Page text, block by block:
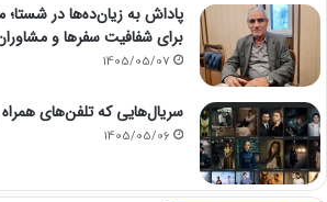
پاداش به زیان‌ده‌ها در شستا؛
برای شفافیت سفرها و
1405/05/07
سریال‌هایی که تلفن‌های همراه
1405/05/06